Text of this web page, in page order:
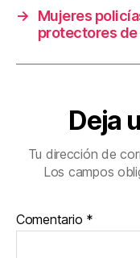
→
Mujeres
protectores de
Deja
Tu dirección de
Los campos
Comentario *